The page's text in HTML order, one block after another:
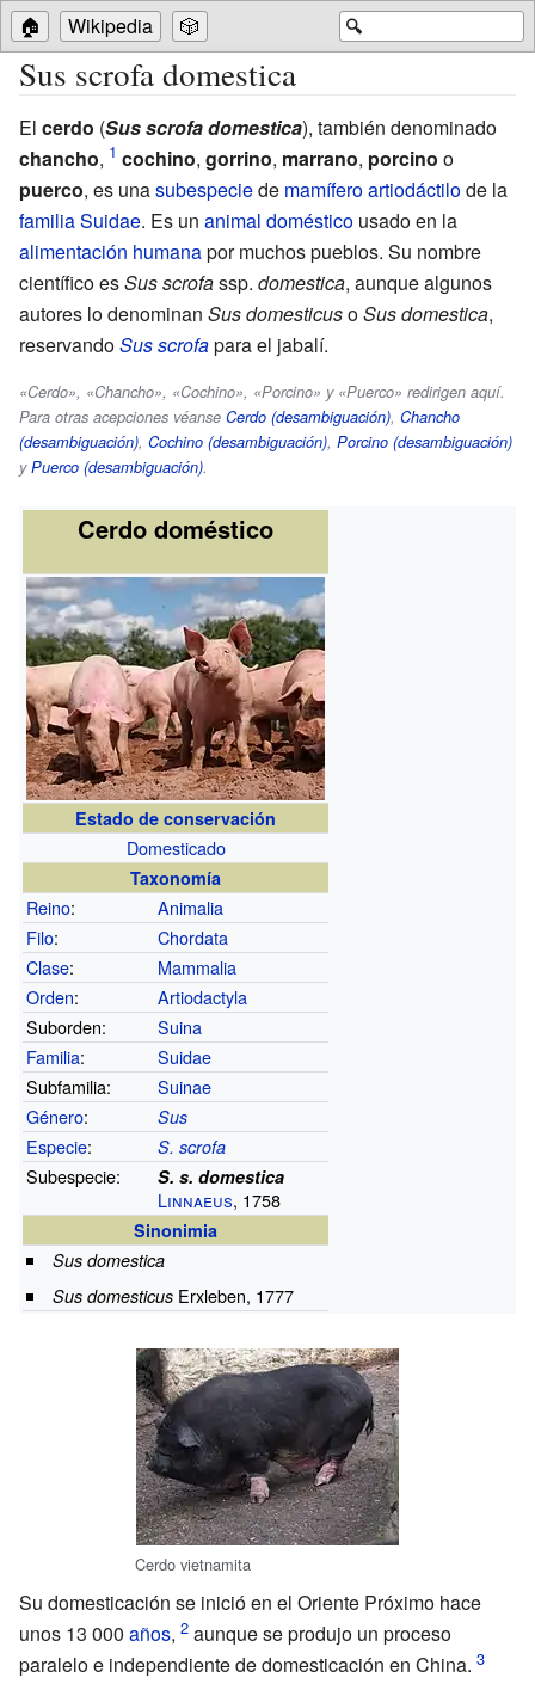
🔍
🏠 Wikipedia 🎲
Sus scrofa domestica
El cerdo (Sus scrofa domestica), también denominado
chancho, cochino,gorrino, marrano, porcino o
puerco, es unasubespeciede mamíferoartiodáctilode la
familiaSuidae. Es un animal doméstico usado en la
alimentación humanapor muchos pueblos. Su nombre
científico esSus scrofassp. domestica, aunque algunos
autores lo denominan Sus domesticusoSus domestica,
reservandoSus scrofapara el jabalí.
«Cerdo», «Chancho», «Cochino», «Porcino» y «Puerco» redirigen aquí.
Para otras acepciones véanse Cerdo (desambiguación), Chancho
(desambiguación), Cochino (desambiguación), Porcino (desambiguación)
yPuerco (desambiguación).
Cerdo doméstico
Estado de conservación
Domesticado
Taxonomía
Reino:
Animalia
Filo:
Chordata
Clase:
Mammalia
Orden:
Artiodactyla
Suborden:
Suina
Familia:
Suidae
Subfamilia:
Suinae
Género: Sus
Especie: S. scrofa
Subespecie: S. s. domestica
Linnaeus, 1758
Sinonimia
Sus domestica
Sus domesticus Erxleben, 1777
Cerdo vietnamita
Su domesticación se inició en el Oriente Próximo hace
unos 13 000 años,
aunque se produjo un proceso
paralelo e independiente de domesticación en China.